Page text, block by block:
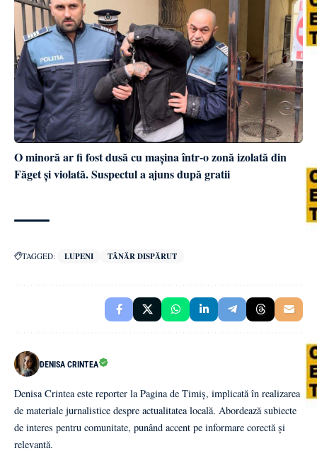
O minoră ar fi fost dusă cu mașina într-o zonă izolată din
Făget și violată. Suspectul a ajuns după gratii
TAGGED: LUPENI TÂNĂR DISPĂRUT
DENISA CRINTEA
Denisa Crintea este reporter la Pagina de Timiș, implicată în realizarea
de materiale jurnalistice despre actualitatea locală. Abordează subiecte
de interes pentru comunitate, punând accent pe informare corectă și
relevantă.